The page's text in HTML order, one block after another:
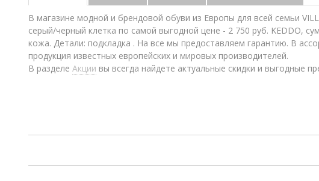
В магазине модной и брендовой обуви из Европы для всей семьи
серый/черный клетка по самой выгодной цене - 2 750 руб. KEDDO,
кожа. Детали: подкладка . На все мы предоставляем гарантию. В
продукция известных европейских и мировых производителей.
В разделе Акции вы всегда найдете актуальные скидки и выгодные